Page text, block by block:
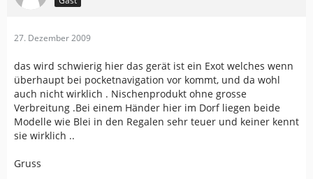
27. Dezember 2009
das wird schwierig hier das gerät ist ein Exot welches wenn
überhaupt bei pocketnavigation vor kommt, und da wohl
auch nicht wirklich . Nischenprodukt ohne grosse
Verbreitung .Bei einem Händer hier im Dorf liegen beide
Modelle wie Blei in den Regalen sehr teuer und keiner kennt
sie wirklich ..
Gruss